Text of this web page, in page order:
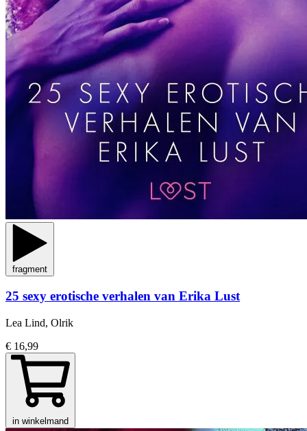
fragment
25 sexy erotische verhalen van Erika Lust
Lea Lind, Olrik
€ 16,99
in winkelmand